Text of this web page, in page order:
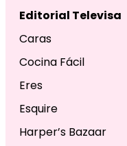
Editorial Televisa
Caras
Cocina Fácil
Eres
Esquire
Harper’s Bazaar